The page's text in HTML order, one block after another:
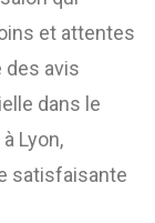
et attentes
des avis
dans le
Lyon,
satisfaisante